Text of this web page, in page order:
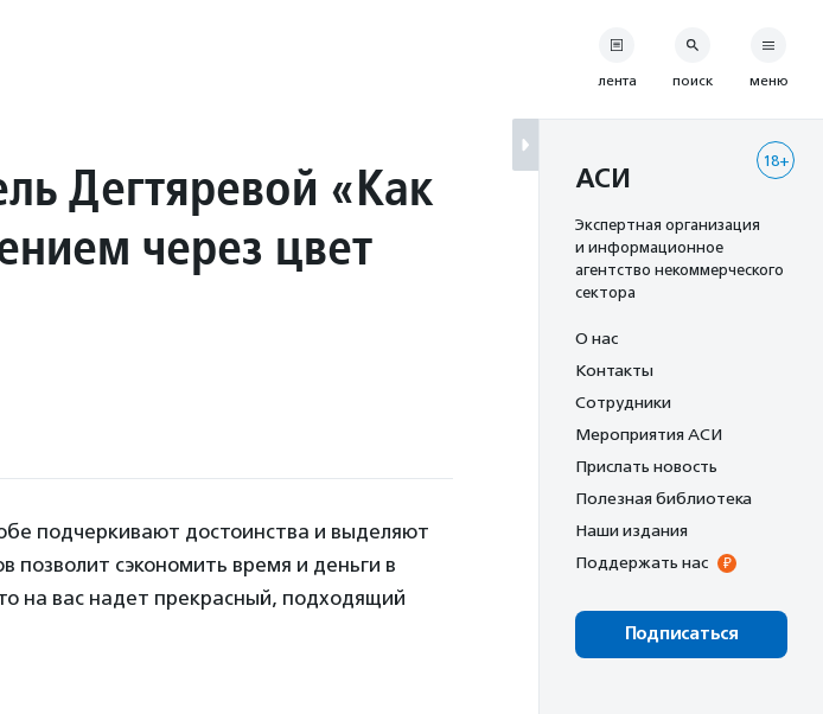
Дегтяревой «Как
через цвет
подчеркивают достоинства и выделяют
позволит сэкономить время и деньги в
на вас надет прекрасный, подходящий
лента поиск меню
18+
АСИ
Экспертная организация
и информационное
агентство некоммерческого
сектора
О нас
Контакты
Сотрудники
Мероприятия АСИ
Прислать новость
Полезная библиотека
Наши издания
Поддержать нас
Подписаться